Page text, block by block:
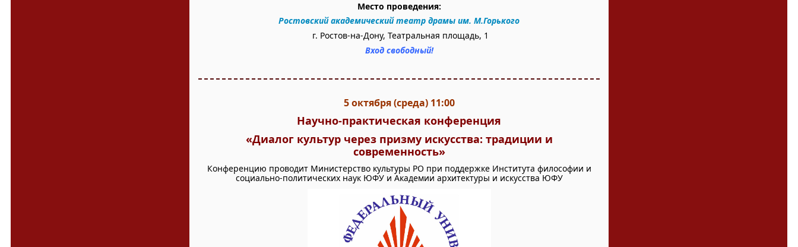
Место проведения:
Ростовский академический театр драмы им. М.Горького
г. Ростов-на-Дону, Театральная площадь, 1
Вход свободный!
5 октября (среда) 11:00
Научно-практическая конференция
«Диалог культур через призму искусства: традиции и
современность»
Конференцию проводит Министерство культуры РО при поддержке Института философии и
социально-политических наук ЮФУ и Академии архитектуры и искусства ЮФУ